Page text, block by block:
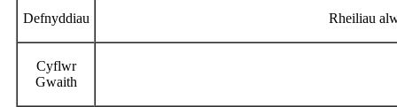
Defnyddiau Rheiliau
Cyflwr
Gwaith